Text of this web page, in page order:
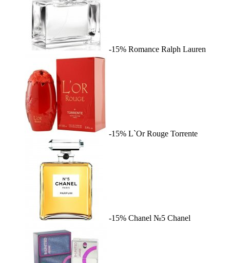
-15% Romance Ralph Lauren
-15% L`Or Rouge Torrente
-15% Chanel №5 Chanel